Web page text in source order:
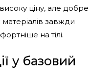
ціну, але добре
матеріалів завжди
на тілі.
у базовий